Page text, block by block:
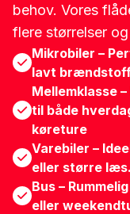
behov. Vores
flere størrelser
Mikrobiler –
lavt
Mellemklasse
til både
køreture
Varebiler –
eller større læs.
Bus –
eller